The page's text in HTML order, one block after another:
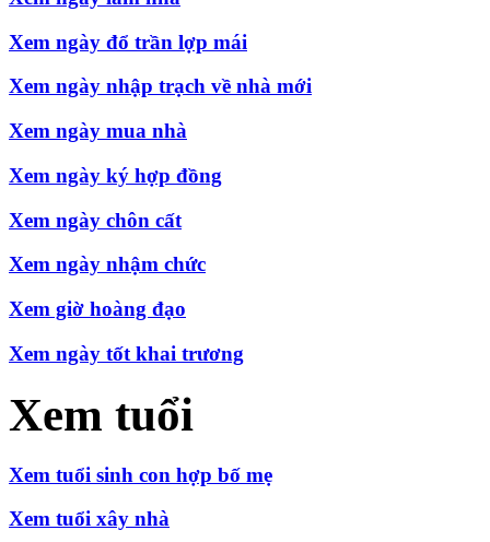
Xem ngày đổ trần lợp mái
Xem ngày nhập trạch về nhà mới
Xem ngày mua nhà
Xem ngày ký hợp đồng
Xem ngày chôn cất
Xem ngày nhậm chức
Xem giờ hoàng đạo
Xem ngày tốt khai trương
Xem tuổi
Xem tuổi sinh con hợp bố mẹ
Xem tuổi xây nhà